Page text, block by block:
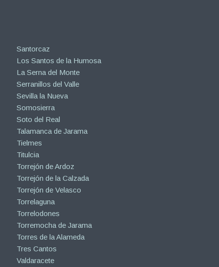
Santorcaz
Los Santos de la Humosa
La Serna del Monte
Serranillos del Valle
Sevilla la Nueva
Somosierra
Soto del Real
Talamanca de Jarama
Tielmes
Titulcia
Torrejón de Ardoz
Torrejón de la Calzada
Torrejón de Velasco
Torrelaguna
Torrelodones
Torremocha de Jarama
Torres de la Alameda
Tres Cantos
Valdaracete